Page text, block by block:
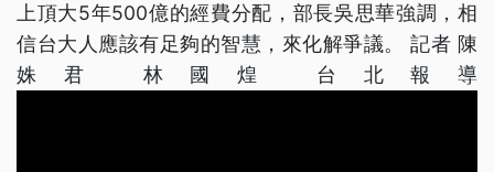
上頂大5年500億的經費分配，部長吳思華強調，相
信台大人應該有足夠的智慧，來化解爭議。 記者 陳
姝君 林國煌 台北報導